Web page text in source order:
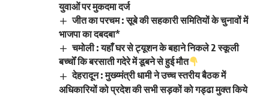
युवाओं पर मुकदमा दर्ज
जीत का परचम : सूबे की सहकारी समितियों के चुनावों में
भाजपा का दबदबा*
चमोली : यहाँ घर से ट्यूशन के बहाने निकले 2 स्कूली
बच्चोँ कि बरसाती गदेरे में डूबने से हुई मौत
देहरादून : मुख्य्मंत्री धामी ने उच्च स्तरीय बैठक में
अधिकारियों को प्रदेश की सभी सड़कों को गड्ढा मुक्त किये